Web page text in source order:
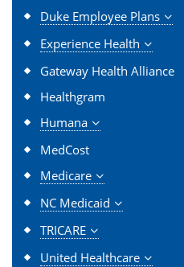
Duke Employee Plans
Experience Health
Gateway Health Alliance
Healthgram
Humana
MedCost
Medicare
NC Medicaid
TRICARE
United Healthcare